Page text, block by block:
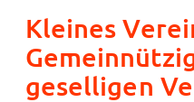
Kleines
geselligen